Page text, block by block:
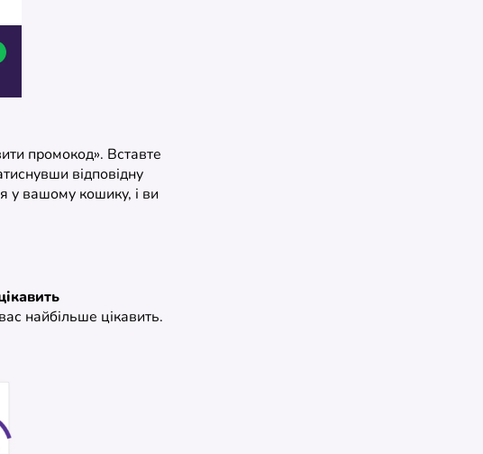
промокод». Вставте
відповідну
у вашому кошику, і ви
найбільше цікавить.